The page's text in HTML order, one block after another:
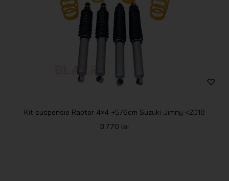
Kit suspensie Raptor 4×4 +5/6cm Suzuki Jimny <2018
3.770 lei